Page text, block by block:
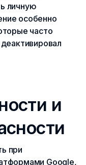
личную
особенно
часто
и
при
Google,